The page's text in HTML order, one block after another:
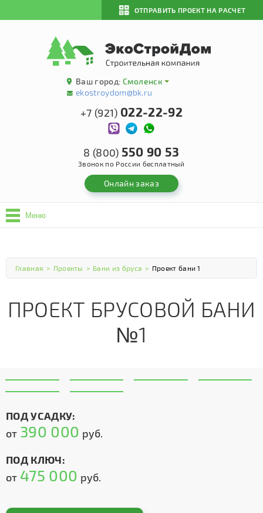
ОТПРАВИТЬ ПРОЕКТ НА РАСЧЕТ
Ваш город: Смоленск
ekostroydom@bk.ru
+7 (921) 022-22-92
8 (800) 550 90 53
Звонок по России бесплатный
Онлайн заказ
Меню
Главная > Проекты > Бани из бруса > Проект бани 1
ПРОЕКТ БРУСОВОЙ БАНИ
№1
ПОД УСАДКУ:
от 390 000 руб.
ПОД КЛЮЧ:
от 475 000 руб.